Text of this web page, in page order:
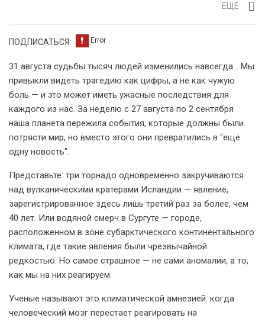
ЕЩЕ
ПОДПИСАТЬСЯ:
31 августа судьбы тысяч людей изменились навсегда… Мы
привыкли видеть трагедию как цифры, а не как чужую
боль — и это может иметь ужасные последствия для
каждого из нас. За неделю с 27 августа по 2 сентября
наша планета пережила события, которые должны были
потрясти мир, но вместо этого они превратились в "еще
одну новость".
Представьте: три торнадо одновременно закручиваются
над вулканическими кратерами Исландии — явление,
зарегистрированное здесь лишь третий раз за более, чем
40 лет. Или водяной смерч в Сургуте — городе,
расположенном в зоне субарктического континентального
климата, где такие явления были чрезвычайной
редкостью. Но самое страшное — не сами аномалии, а то,
как мы на них реагируем.
Ученые называют это климатической амнезией: когда
человеческий мозг перестает реагировать на